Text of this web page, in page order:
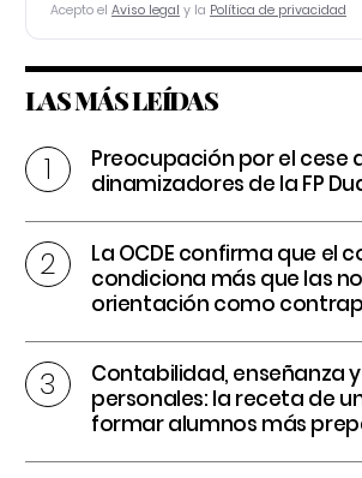
Acepto el Aviso legal y la Política de privacidad
LAS MÁS LEÍDAS
Preocupación por el cese
dinamizadores de la FP
La OCDE confirma que el
condiciona más que las
orientación como
Contabilidad, enseñanza
personales: la receta de
formar alumnos más